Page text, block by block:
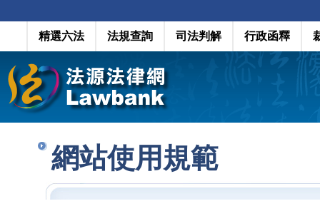
精選六法 法規查詢 司法判解 行政函釋
網站使用規範